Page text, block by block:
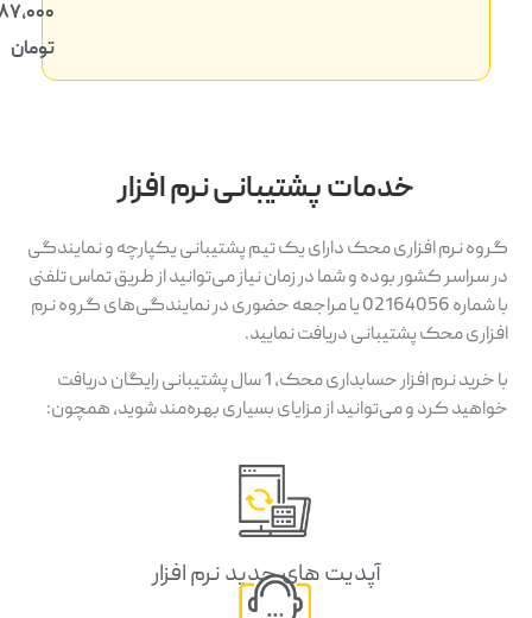
13,487,000
تومان
خدمات پشتیبانی نرم افزار
نرم افزاری محک دارای یک تیم پشتیبانی یکپارچه و نمایندگی
سراسر کشور بوده و شما در زمان نیاز می‌توانید از طریق تماس تلفنی
با شماره 02164056 یا مراجعه حضوری در نمایندگی‌های گروه نرم
محک پشتیبانی دریافت نمایید.
با خرید نرم افزار حسابداری محک، 1 سال پشتیبانی رایگان دریافت
کرد و می‌توانید از مزایای بسیاری بهره‌مند شوید، همچون:
آپدیت های جدید نرم افزار